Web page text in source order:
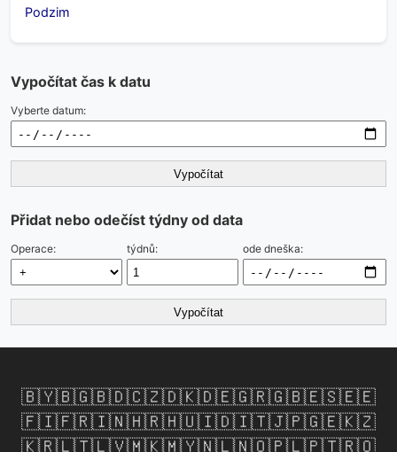
Podzim
Vypočítat čas k datu
Vyberte datum:
Vypočítat
Přidat nebo odečíst týdny od data
Operace: týdnů: ode dneška:
Vypočítat
🇧🇾🇧🇬🇧🇩🇨🇿🇩🇰🇩🇪🇬🇷🇬🇧🇪🇸🇪🇪
🇫🇮🇫🇷🇮🇳🇭🇷🇭🇺🇮🇩🇮🇹🇯🇵🇬🇪🇰🇿
🇰🇷🇱🇹🇱🇻🇲🇰🇲🇾🇳🇱🇳🇴🇵🇱🇵🇹🇷🇴